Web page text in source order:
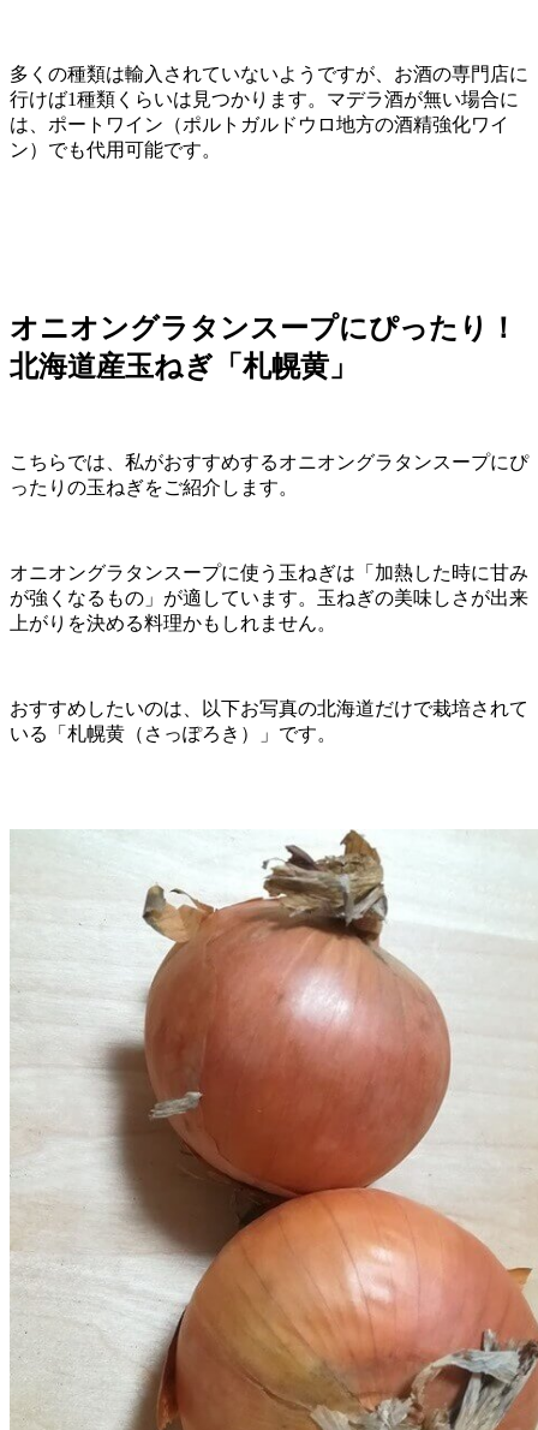
多くの種類は輸入されていないようですが、お酒の専門店に
行けば1種類くらいは見つかります。マデラ酒が無い場合に
は、ポートワイン（ポルトガルドウロ地方の酒精強化ワイ
ン）でも代用可能です。
オニオングラタンスープにぴったり！
北海道産玉ねぎ「札幌黄」
こちらでは、私がおすすめするオニオングラタンスープにぴ
ったりの玉ねぎをご紹介します。
オニオングラタンスープに使う玉ねぎは「加熱した時に甘み
が強くなるもの」が適しています。玉ねぎの美味しさが出来
上がりを決める料理かもしれません。
おすすめしたいのは、以下お写真の北海道だけで栽培されて
いる「札幌黄（さっぽろき）」です。